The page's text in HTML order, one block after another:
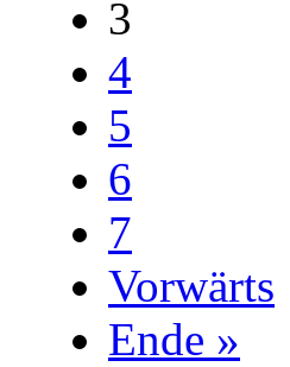
3
4
5
6
7
Vorwärts
Ende »